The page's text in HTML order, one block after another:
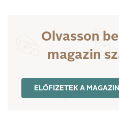
Olvasson
magazin
ELŐFIZETEK A